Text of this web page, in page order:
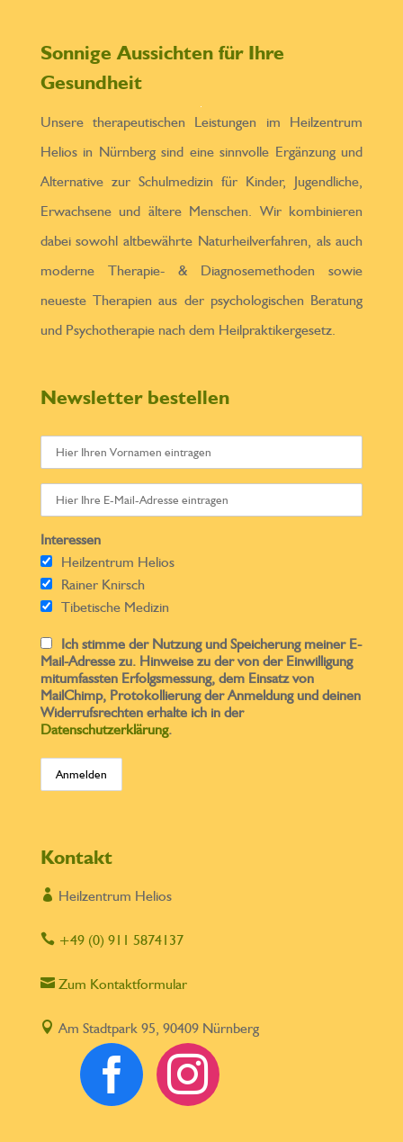
Sonnige Aussichten für Ihre
Gesundheit
Unsere therapeutischen Leistungen im Heilzentrum
Helios in Nürnberg sind eine sinnvolle Ergänzung und
Alternative zur Schulmedizin für Kinder, Jugendliche,
Erwachsene und ältere Menschen. Wir kombinieren
dabei sowohl altbewährte Naturheilverfahren, als auch
moderne Therapie- & Diagnosemethoden sowie
neueste Therapien aus der psychologischen Beratung
und Psychotherapie nach dem Heilpraktikergesetz.
Newsletter bestellen
Interessen
Heilzentrum Helios
Rainer Knirsch
Tibetische Medizin
Ich stimme der Nutzung und Speicherung meiner E-
Mail-Adresse zu. Hinweise zu der von der Einwilligung
mitumfassten Erfolgsmessung, dem Einsatz von
MailChimp, Protokollierung der Anmeldung und deinen
Widerrufsrechten erhalte ich in der
Datenschutzerklärung.
Kontakt
 Heilzentrum Helios
+49 (0) 911 5874137
Zum Kontaktformular
 Am Stadtpark 95, 90409 Nürnberg
 